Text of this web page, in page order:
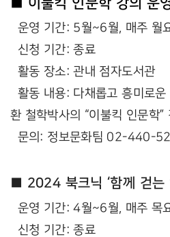
■ 이불킥 인문학 강의 운
운영 기간: 5월~6월, 매주
신청 기간: 종료
활동 장소: 관내 점자도서관
활동 내용: 다채롭고 흥미로
환 철학박사의 “이불킥 인문학”
문의: 정보문화팀 02-440-
■ 2024 북크닉 ‘함께 걷는
운영 기간: 4월~6월, 매주 목
신청 기간: 종료